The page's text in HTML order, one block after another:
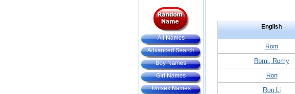
All Names
Advanced Search
Boy Names
Girl Names
Unisex Names
English
Rom
Romi, Romy
Ron
Ron Li